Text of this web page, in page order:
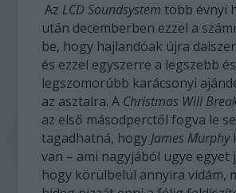
Az LCD Soundsystem több évnyi
után decemberben ezzel a
be, hogy hajlandóak újra
és ezzel egyszerre a legszebb és
legszomorúbb karácsonyi
az asztalra. A Christmas Will
az első másodperctől fogva le
tagadhatná, hogy James Murphy
van – ami nagyjából ugye egyet
hogy körülbelül annyira vidám,